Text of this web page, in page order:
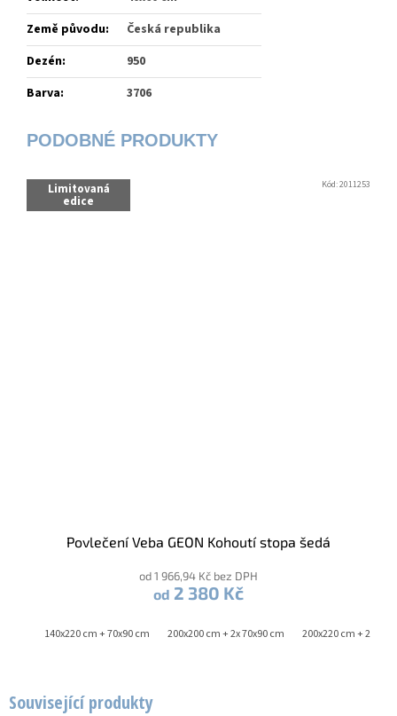
Související produkty
Země původu:
Česká republika
Dezén:
950
Barva: 3706
Limitovaná
edice
Povlečení Veba GEON Kohoutí stopa šedá
od 1 966,94 Kč bez DPH
od 2 380 Kč
140x220 cm + 70x90 cm 200x200 cm + 2x 70x90 cm 200x220 cm + 2x
Kód:2011253